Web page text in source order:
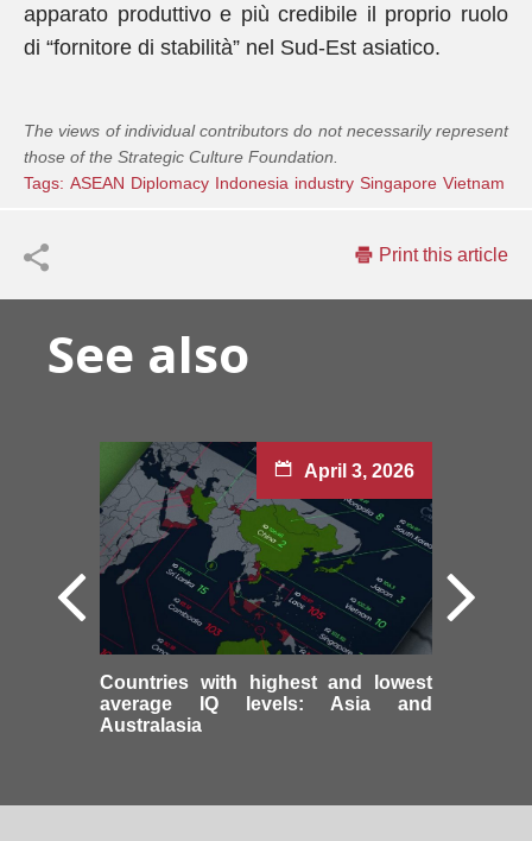
apparato produttivo e più credibile il proprio ruolo
di “fornitore di stabilità” nel Sud-Est asiatico.
The views of individual contributors do not necessarily represent
those of the Strategic Culture Foundation.
Tags: ASEAN Diplomacy Indonesia industry Singapore Vietnam
Print this article
See also
April 3, 2026
Countries with highest and lowest
average IQ levels: Asia and
Australasia